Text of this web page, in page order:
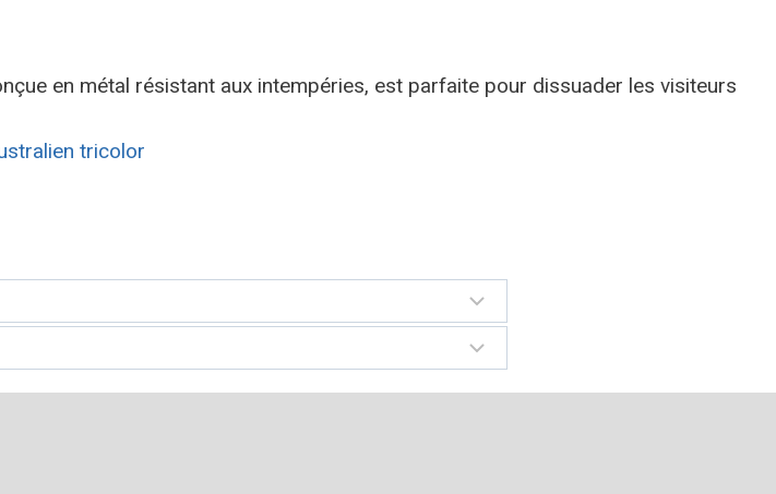
en métal résistant aux intempéries, est parfaite pour dissuader les visiteurs
tricolor